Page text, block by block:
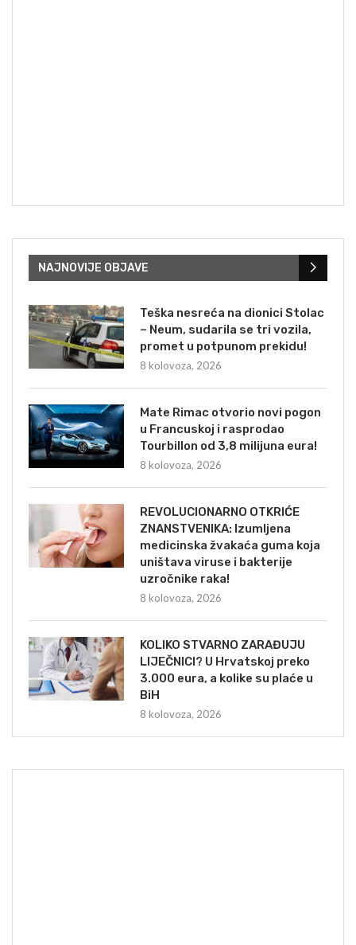
NAJNOVIJE OBJAVE
Teška nesreća na dionici Stolac
– Neum, sudarila se tri vozila,
promet u potpunom prekidu!
8 kolovoza, 2026
Mate Rimac otvorio novi pogon
u Francuskoj i rasprodao
Tourbillon od 3,8 milijuna eura!
8 kolovoza, 2026
REVOLUCIONARNO OTKRIĆE
ZNANSTVENIKA: Izumljena
medicinska žvakaća guma koja
uništava viruse i bakterije
uzročnike raka!
8 kolovoza, 2026
KOLIKO STVARNO ZARAĐUJU
LIJEČNICI? U Hrvatskoj preko
3.000 eura, a kolike su plaće u
BiH
8 kolovoza, 2026